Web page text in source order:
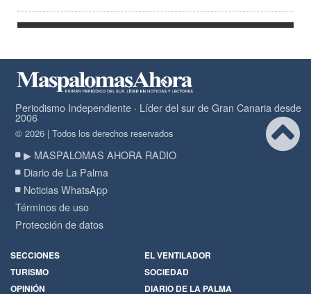
Periodismo Independiente · Líder del sur de Gran Canaria desde
2006
© 2026 | Todos los derechos reservados
▶ MASPALOMAS AHORA RADIO
Diario de La Palma
Noticias WhatsApp
Términos de uso
Protección de datos
SECCIONES
EL VENTILADOR
TURISMO
SOCIEDAD
OPINIÓN
DIARIO DE LA PALMA